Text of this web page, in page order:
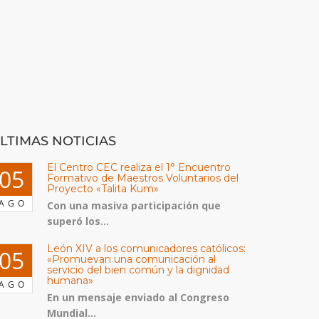
NOTICIAS
El Centro CEC realiza el 1° Encuentro
Formativo de Maestros Voluntarios del
Proyecto «Talita Kum»
Con una masiva participación que
superó los...
León XIV a los comunicadores católicos:
«Promuevan una comunicación al
servicio del bien común y la dignidad
humana»
En un mensaje enviado al Congreso
Mundial...